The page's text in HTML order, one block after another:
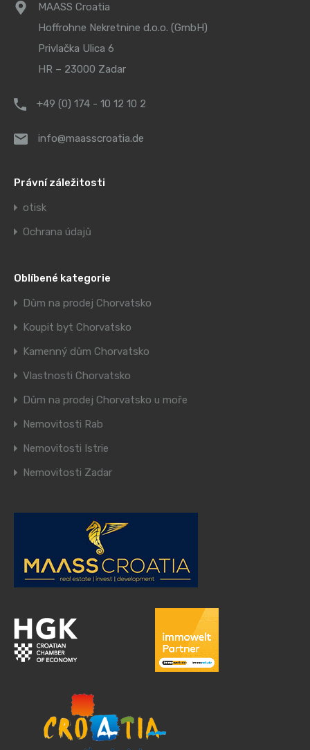
MAASS Croatia
Hoffrohne Nekretnine d.o.o. (GmbH)
Privlačka Ulica 6
HR – 23000 Zadar
+49 (0) 174 - 10 12 10 2
info@maasscroatia.de
Právní záležitosti
otisk
Ochrana údajů
Oblíbené kategorie
Dům na prodej Chorvatsko
Koupit byt Chorvatsko
Kamenný dům Chorvatsko
Vlastnosti Chorvatsko
Dům na prodej Chorvatsko u moře
Nemovitosti Rab
Nemovitosti Istrie
Nemovitosti Zadar